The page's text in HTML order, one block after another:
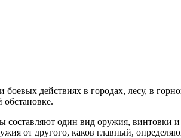
действиях в городах, лесу, в
один вид оружия, винтовки
от другого, каков главный,